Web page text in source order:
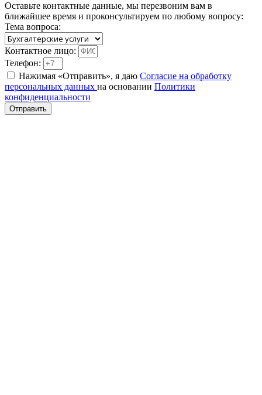
Оставьте контактные данные, мы перезвоним вам в
ближайшее время и проконсультируем по любому вопросу:
Тема вопроса:
Контактное лицо:
Телефон:
Нажимая «Отправить», я даю Согласие на обработку
персональных данных на основании Политики
конфиденциальности
Отправить